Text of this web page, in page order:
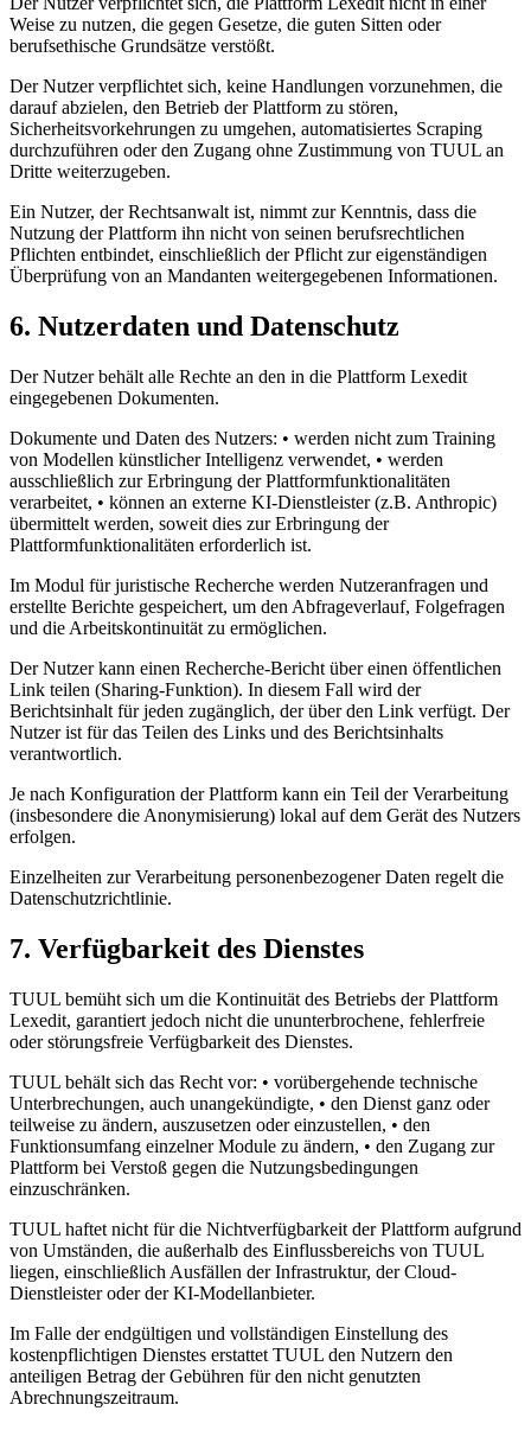
Weise zu nutzen, die gegen Gesetze, die guten Sitten oder
berufsethische Grundsätze verstößt.
Der Nutzer verpflichtet sich, keine Handlungen vorzunehmen, die
darauf abzielen, den Betrieb der Plattform zu stören,
Sicherheitsvorkehrungen zu umgehen, automatisiertes Scraping
durchzuführen oder den Zugang ohne Zustimmung von TUUL an
Dritte weiterzugeben.
Ein Nutzer, der Rechtsanwalt ist, nimmt zur Kenntnis, dass die
Nutzung der Plattform ihn nicht von seinen berufsrechtlichen
Pflichten entbindet, einschließlich der Pflicht zur eigenständigen
Überprüfung von an Mandanten weitergegebenen Informationen.
6. Nutzerdaten und Datenschutz
Der Nutzer behält alle Rechte an den in die Plattform Lexedit
eingegebenen Dokumenten.
Dokumente und Daten des Nutzers: • werden nicht zum Training
von Modellen künstlicher Intelligenz verwendet, • werden
ausschließlich zur Erbringung der Plattformfunktionalitäten
verarbeitet, • können an externe KI-Dienstleister (z.B. Anthropic)
übermittelt werden, soweit dies zur Erbringung der
Plattformfunktionalitäten erforderlich ist.
Im Modul für juristische Recherche werden Nutzeranfragen und
erstellte Berichte gespeichert, um den Abfrageverlauf, Folgefragen
und die Arbeitskontinuität zu ermöglichen.
Der Nutzer kann einen Recherche-Bericht über einen öffentlichen
Link teilen (Sharing-Funktion). In diesem Fall wird der
Berichtsinhalt für jeden zugänglich, der über den Link verfügt. Der
Nutzer ist für das Teilen des Links und des Berichtsinhalts
verantwortlich.
Je nach Konfiguration der Plattform kann ein Teil der Verarbeitung
(insbesondere die Anonymisierung) lokal auf dem Gerät des Nutzers
erfolgen.
Einzelheiten zur Verarbeitung personenbezogener Daten regelt die
Datenschutzrichtlinie.
7. Verfügbarkeit des Dienstes
TUUL bemüht sich um die Kontinuität des Betriebs der Plattform
Lexedit, garantiert jedoch nicht die ununterbrochene, fehlerfreie
oder störungsfreie Verfügbarkeit des Dienstes.
TUUL behält sich das Recht vor: • vorübergehende technische
Unterbrechungen, auch unangekündigte, • den Dienst ganz oder
teilweise zu ändern, auszusetzen oder einzustellen, • den
Funktionsumfang einzelner Module zu ändern, • den Zugang zur
Plattform bei Verstoß gegen die Nutzungsbedingungen
einzuschränken.
TUUL haftet nicht für die Nichtverfügbarkeit der Plattform aufgrund
von Umständen, die außerhalb des Einflussbereichs von TUUL
liegen, einschließlich Ausfällen der Infrastruktur, der Cloud-
Dienstleister oder der KI-Modellanbieter.
Im Falle der endgültigen und vollständigen Einstellung des
kostenpflichtigen Dienstes erstattet TUUL den Nutzern den
anteiligen Betrag der Gebühren für den nicht genutzten
Abrechnungszeitraum.